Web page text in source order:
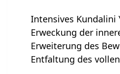
Intensives Kundalini
Erweckung der
Erweiterung des
Entfaltung des